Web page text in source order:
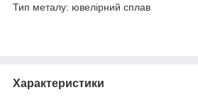
Тип металу: ювелірний сплав
Характеристики